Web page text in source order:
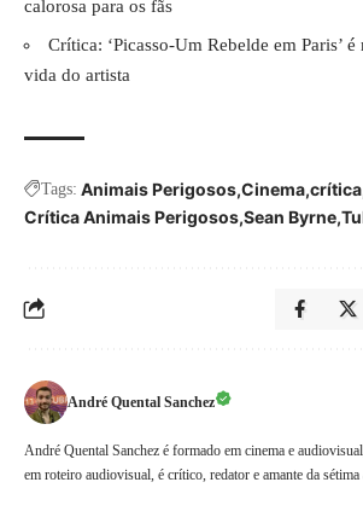
calorosa para os fãs
Crítica: ‘Picasso-Um Rebelde em Paris’
vida do artista
Tags: Animais Perigosos Cinema crítica
Crítica Animais Perigosos Sean Byrne
André Quental Sanchez
André Quental Sanchez é formado em cinema e
em roteiro audiovisual, é crítico, redator e amante da sétima